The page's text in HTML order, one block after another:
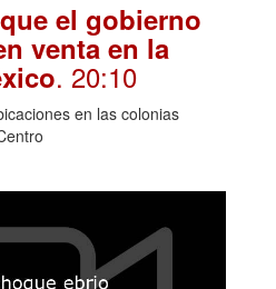
el gobierno
venta en la
. 20:10
en las colonias